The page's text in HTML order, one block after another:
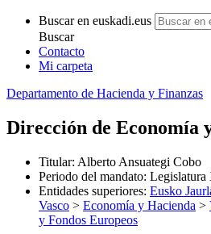
Buscar en euskadi.eus
Buscar
Contacto
Mi carpeta
Departamento de Hacienda y Finanzas
Dirección de Economía
Titular: Alberto Ansuategi Cobo
Periodo del mandato:
Entidades superiores: Eusko
Vasco > Economía y Hacienda >
y Fondos Europeos